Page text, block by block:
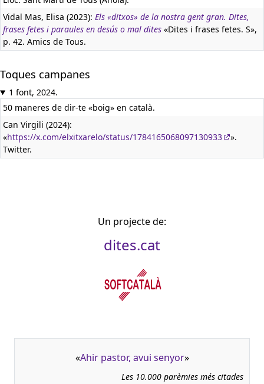
Vidal Mas, Elisa (2023): Els «ditxos» de la nostra gent gran. Dites,
frases fetes i paraules en desús o mal dites «Dites i frases fetes. S»,
p. 42. Amics de Tous.
Toques campanes
1 font, 2024.
50 maneres de dir-te «boig» en català.
Can Virgili (2024):
«https://x.com/elxitxarelo/status/1784165068097130933
».
Twitter.
Un projecte de:
dites.cat
«Ahir pastor, avui senyor»
Les 10.000 parèmies més citades